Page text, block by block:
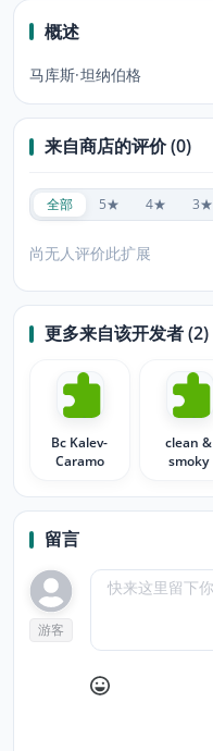
概述
马库斯·坦纳伯格
来自商店的评价 (0)
全部 5★ 4★ 3★
尚无人评价此扩展
更多来自该开发者 (2)
Bc Kalev-
Caramo
clean &
smoky
留言
游客